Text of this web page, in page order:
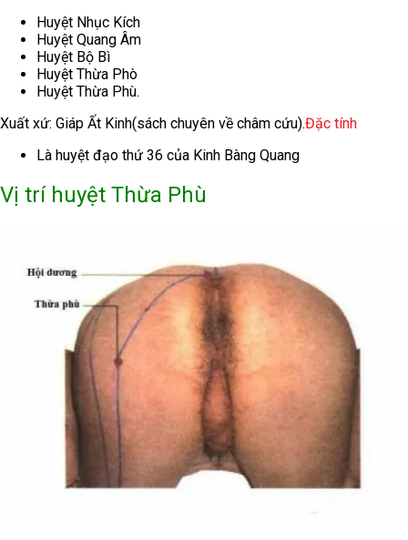
Huyệt Nhục Kích
Huyệt Quang Âm
Huyệt Bộ Bì
Huyệt Thừa Phò
Huyệt Thừa Phù.
Xuất xứ: Giáp Ất Kinh(sách chuyên về châm cứu).Đặc tính
Là huyệt đạo thứ 36 của Kinh Bàng Quang
Vị trí huyệt Thừa Phù